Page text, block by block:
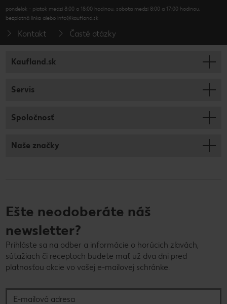
pondelok - piatok medzi 8:00 a 18:00 hodinou, sobota medzi 8:00 a 17:00 hodinou,
bezplatná linka alebo info@kaufland.sk
Kontakt Časté otázky
Kaufland.sk
Servis
Spoločnosť
Naše značky
Ešte neodoberáte náš
newsletter?
Prihláste sa na odber a informácie o horúcich zľavách,
súťažiach či receptoch budete mať už dva dni pred
platnosťou akcie vo vašej e-mailovej schránke.